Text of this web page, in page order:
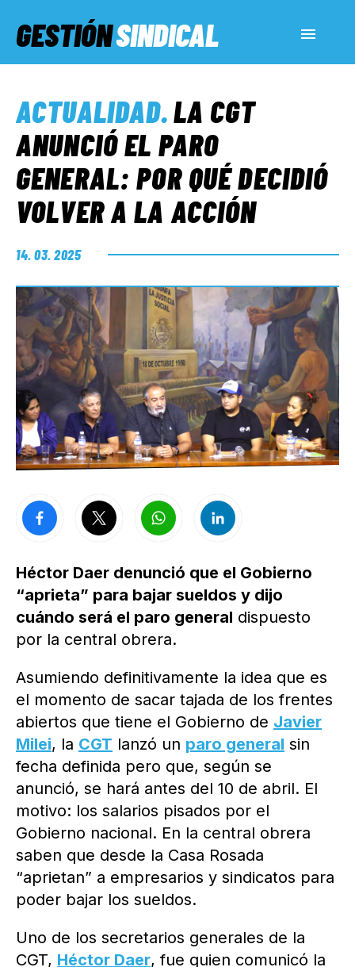
GESTIÓNSINDICAL
SERVICIOS SOCIALES
INFORMES ESPECIALES
FUERA DE MEGÁFONO
EL LADO «G»
ACTUALIDAD.LA CGT
ANUNCIÓ EL PARO
GENERAL: POR QUÉ DECIDIÓ
VOLVER A LA ACCIÓN
14. 03. 2025
Héctor Daer denunció que el Gobierno
“aprieta” para bajar sueldos y dijo
cuándo será el paro general dispuesto
por la central obrera.
Asumiendo definitivamente la idea que es
el momento de sacar tajada de los frentes
abiertos que tiene el Gobierno de Javier
Milei, la CGT lanzó un paro general sin
fecha definida pero que, según se
anunció, se hará antes del 10 de abril. El
motivo: los salarios pisados por el
Gobierno nacional. En la central obrera
saben que desde la Casa Rosada
“aprietan” a empresarios y sindicatos para
poder bajar los sueldos.
Uno de los secretarios generales de la
CGT, Héctor Daer, fue quien comunicó la